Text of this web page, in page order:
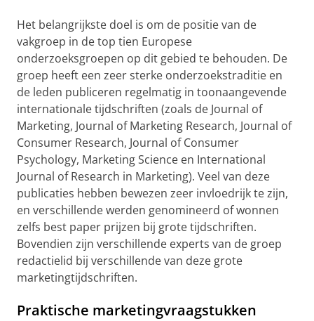
Het belangrijkste doel is om de positie van de
vakgroep in de top tien Europese
onderzoeksgroepen op dit gebied te behouden. De
groep heeft een zeer sterke onderzoekstraditie en
de leden publiceren regelmatig in toonaangevende
internationale tijdschriften (zoals de Journal of
Marketing, Journal of Marketing Research, Journal of
Consumer Research, Journal of Consumer
Psychology, Marketing Science en International
Journal of Research in Marketing). Veel van deze
publicaties hebben bewezen zeer invloedrijk te zijn,
en verschillende werden genomineerd of wonnen
zelfs best paper prijzen bij grote tijdschriften.
Bovendien zijn verschillende experts van de groep
redactielid bij verschillende van deze grote
marketingtijdschriften.
Praktische marketingvraagstukken